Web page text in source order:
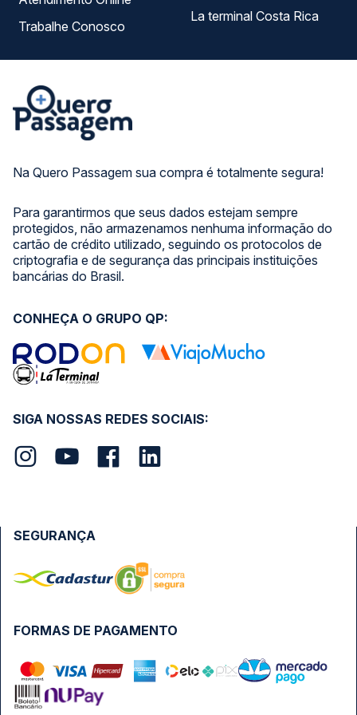
Na Quero Passagem sua compra é totalmente segura!
Para garantirmos que seus dados estejam sempre
protegidos, não armazenamos nenhuma informação do
cartão de crédito utilizado, seguindo os protocolos de
criptografia e de segurança das principais instituições
bancárias do Brasil.
Trabalhe Conosco
La terminal Costa Rica
SIGA NOSSAS REDES SOCIAIS:
CONHEÇA O GRUPO QP:
FORMAS DE PAGAMENTO
SEGURANÇA